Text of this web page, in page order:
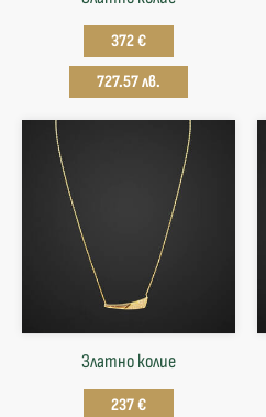
372 €
727.57 лв.
Златнo колие
237 €